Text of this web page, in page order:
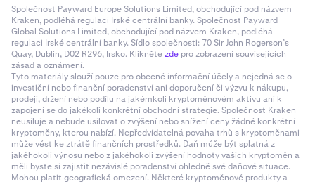
Společnost Payward Europe Solutions Limited, obchodující pod názvem
Kraken, podléhá regulaci Irské centrální banky. Společnost Payward
Global Solutions Limited, obchodující pod názvem Kraken, podléhá
regulaci Irské centrální banky. Sídlo společnosti: 70 Sir John Rogerson’s
Quay, Dublin, D02 R296, Irsko. Kliknětezde pro zobrazení souvisejících
zásad a oznámení.
Tyto materiály slouží pouze pro obecné informační účely a nejedná se o
investiční nebo finanční poradenství ani doporučení či výzvu k nákupu,
prodeji, držení nebo podílu na jakémkoli kryptoměnovém aktivu ani k
zapojení se do jakékoli konkrétní obchodní strategie. Společnost Kraken
neusiluje a nebude usilovat o zvýšení nebo snížení ceny žádné konkrétní
kryptoměny, kterou nabízí. Nepředvídatelná povaha trhů s kryptoměnami
může vést ke ztrátě finančních prostředků. Daň může být splatná z
jakéhokoli výnosu nebo z jakéhokoli zvýšení hodnoty vašich kryptoměn a
měli byste si zajistit nezávislé poradenství ohledně své daňové situace.
Mohou platit geografická omezení. Některé kryptoměnové produkty a